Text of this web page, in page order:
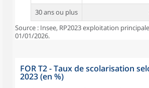
30 ans ou plus
Source : Insee, RP2023 exploitation
01/01/2026.
FOR T2 - Taux de scolarisation
2023 (en %)